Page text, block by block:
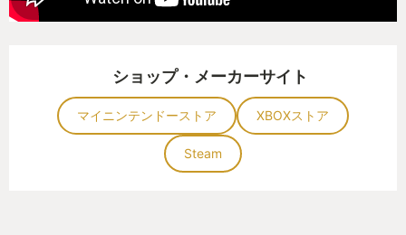
ショップ・メーカーサイト
マイニンテンドーストア XBOXストア
Steam